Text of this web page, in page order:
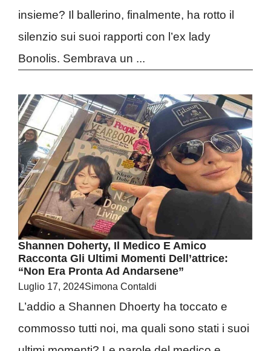
insieme? Il ballerino, finalmente, ha rotto il
silenzio sui suoi rapporti con l’ex lady
Bonolis. Sembrava un ...
Shannen Doherty, Il Medico E Amico
Racconta Gli Ultimi Momenti Dell’attrice:
“Non Era Pronta Ad Andarsene”
Luglio 17, 2024Simona Contaldi
L’addio a Shannen Dhoerty ha toccato e
commosso tutti noi, ma quali sono stati i suoi